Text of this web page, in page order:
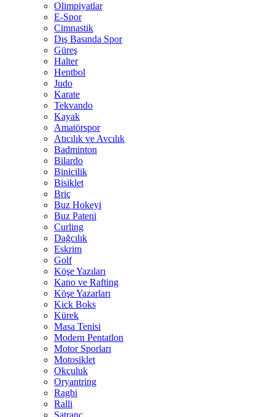
Olimpiyatlar
E-Spor
Cimnastik
Dış Basında Spor
Güreş
Halter
Hentbol
Judo
Karate
Tekvando
Kayak
Amatörspor
Atıcılık ve Avcılık
Badminton
Bilardo
Binicilik
Bisiklet
Briç
Buz Hokeyi
Buz Pateni
Curling
Dağcılık
Eskrim
Golf
Köşe Yazıları
Kano ve Rafting
Köşe Yazarları
Kick Boks
Kürek
Masa Tenisi
Modern Pentatlon
Motor Sporları
Motosiklet
Okçuluk
Oryantring
Ragbi
Ralli
Satranç